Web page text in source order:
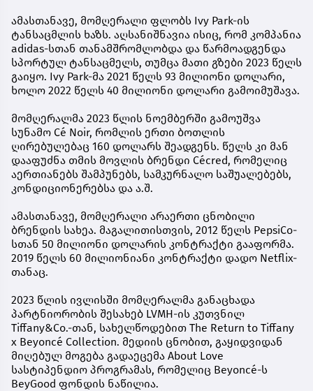
ამასთანავე, მომღერალი ფლობს Ivy Park-ის
ტანსაცმლის ხაზს. აღსანიშნავია ისიც, რომ კომპანია
adidas-სთან თანამშრომლობდა და წარმოადგენდა
სპორტულ ტანსაცმელს, თუმცა მათი გზები 2023 წელს
გაიყო. Ivy Park-მა 2021 წელს 93 მილიონი დოლარი,
ხოლო 2022 წელს 40 მილიონი დოლარი გამოიმუშავა.
მომღერალმა 2023 წლის ნოემბერში გამოუშვა
სუნამო Cé Noir, რომლის ერთი ბოთლის
ღირებულებაც 160 დოლარს შეადგენს. წელს კი მან
დააფუძნა თმის მოვლის ბრენდი Cécred, რომელიც
აერთიანებს შამპუნებს, სამკურნალო საშუალებებს,
კონდიციონერებსა და ა.შ.
ამასთანავე, მომღერალი არაერთი ცნობილი
ბრენდის სახეა. მაგალითისთვის, 2012 წელს PepsiCo-
სთან 50 მილიონი დოლარის კონტრაქტი გააფორმა.
2019 წელს 60 მილიონიანი კონტრაქტი დადო Netflix-
თანაც.
2023 წლის ივლისში მომღერალმა განაცხადა
პარტნიორობის შესახებ LVMH-ის კუთვნილ
Tiffany&Co.-თან, სახელწოდებით The Return to Tiffany
x Beyoncé Collection. მედიის ცნობით, გაყიდვიდან
მიღებულ მოგება გადაეცემა About Love
სასტიპენდიო პროგრამას, რომელიც Beyoncé-ს
BeyGood ფონდის ნაწილია.